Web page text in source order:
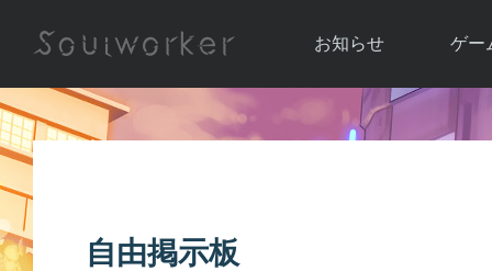
お知らせ
お知らせ一覧
ゲー
ソウ
自由掲示板